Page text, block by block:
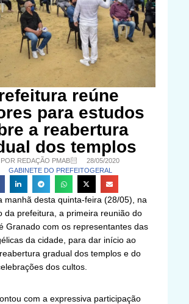
reúne
para estudos
a reabertura
dos templos
POR REDAÇÃO PMAB
28/05/2020
GABINETE DO PREFEITOGERAL
manhã desta quinta-feira (28/05), na
da prefeitura, a primeira reunião do
Granado com os representantes das
da cidade, para dar início ao
gradual dos templos e do
dos cultos.
com a expressiva participação